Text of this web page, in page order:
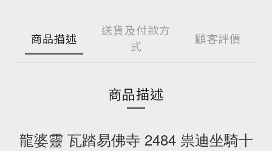
商品描述
送貨及付款方
式
顧客評價
商品描述
龍婆靈 瓦踏易佛寺 2484 祟迪坐騎十